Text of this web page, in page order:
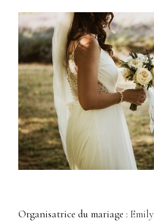
Organisatrice du mariage : Emily